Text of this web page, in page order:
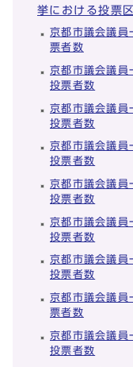
挙における投票
京都市議会議員
票者数
京都市議会議員
投票者数
京都市議会議員
投票者数
京都市議会議員
投票者数
京都市議会議員
投票者数
京都市議会議員
投票者数
京都市議会議員
投票者数
京都市議会議員
票者数
京都市議会議員
投票者数